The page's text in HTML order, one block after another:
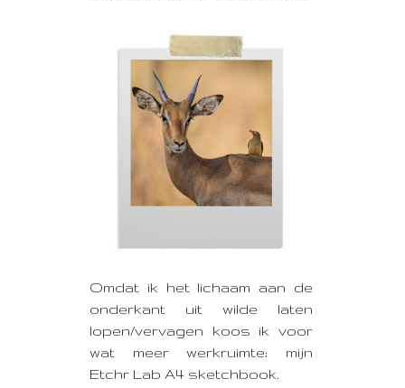
Omdat ik het lichaam aan de
onderkant uit wilde laten
lopen/vervagen koos ik voor
wat meer werkruimte; mijn
Etchr Lab A4 sketchbook.